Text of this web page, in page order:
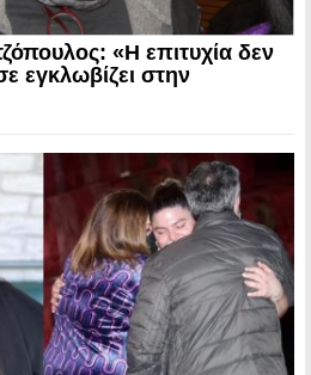
«Η επιτυχία δεν
εγκλωβίζει στην